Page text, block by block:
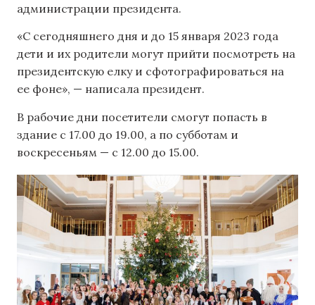
администрации президента.
«С сегодняшнего дня и до 15 января 2023 года
дети и их родители могут прийти посмотреть на
президентскую елку и сфотографироваться на
ее фоне», — написала президент.
В рабочие дни посетители смогут попасть в
здание с 17.00 до 19.00, а по субботам и
воскресеньям — с 12.00 до 15.00.